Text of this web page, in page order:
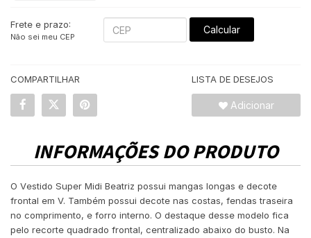
Frete e prazo:
Não sei meu CEP
Calcular
COMPARTILHAR LISTA DE DESEJOS
Adicionar
INFORMAÇÕES DO PRODUTO
O Vestido Super Midi Beatriz possui mangas longas e decote
frontal em V. Também possui decote nas costas, fendas traseira
no comprimento, e forro interno. O destaque desse modelo fica
pelo recorte quadrado frontal, centralizado abaixo do busto. Na